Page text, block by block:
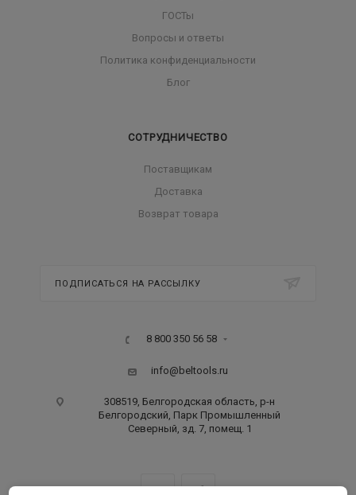
ГОСТы
Вопросы и ответы
Политика конфиденциальности
Блог
СОТРУДНИЧЕСТВО
Поставщикам
Доставка
Возврат товара
ПОДПИСАТЬСЯ НА РАССЫЛКУ
8 800 350 56 58
info@beltools.ru
308519, Белгородская область, р-н
Белгородский, Парк Промышленный
Северный, зд. 7, помещ. 1